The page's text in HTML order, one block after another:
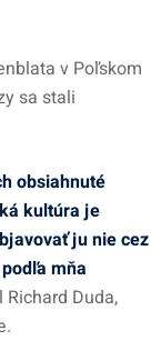
v Poľskom
sa stali
obsiahnuté
kultúra je
ju nie cez
mňa
Richard Duda,